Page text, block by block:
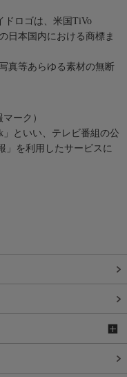
ドロゴは、米国TiVo
日本国内における商標ま
真等あらゆる素材の無断
ーク）
」といい、テレビ番組の公
」を利用したサービスに